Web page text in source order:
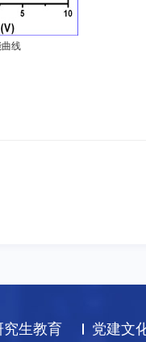
线
究生教育 党建文